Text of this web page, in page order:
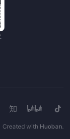
Created with Huoban.